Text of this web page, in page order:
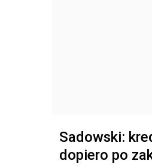
Sadowski:
dopiero po